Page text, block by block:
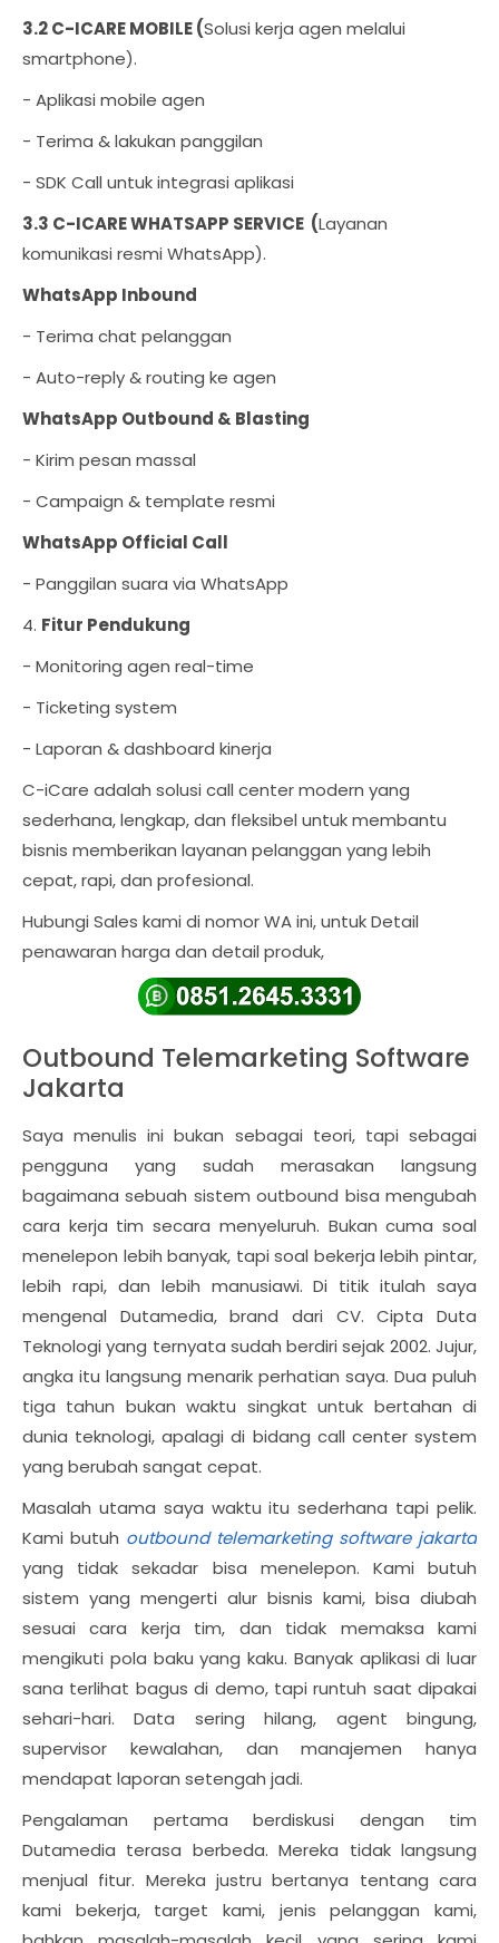
3.2 C-ICARE MOBILE (Solusi kerja agen melalui
smartphone).
- Aplikasi mobile agen
- Terima & lakukan panggilan
- SDK Call untuk integrasi aplikasi
3.3 C-ICARE WHATSAPP SERVICE (Layanan
komunikasi resmi WhatsApp).
WhatsApp Inbound
- Terima chat pelanggan
- Auto-reply & routing ke agen
WhatsApp Outbound & Blasting
- Kirim pesan massal
- Campaign & template resmi
WhatsApp Official Call
- Panggilan suara via WhatsApp
4. Fitur Pendukung
- Monitoring agen real-time
- Ticketing system
- Laporan & dashboard kinerja
C-iCare adalah solusi call center modern yang
sederhana, lengkap, dan fleksibel untuk membantu
bisnis memberikan layanan pelanggan yang lebih
cepat, rapi, dan profesional.
Hubungi Sales kami di nomor WA ini, untuk Detail
penawaran harga dan detail produk,
Outbound Telemarketing Software
Jakarta
Saya menulis ini bukan sebagai teori, tapi sebagai
pengguna yang sudah merasakan langsung
bagaimana sebuah sistem outbound bisa mengubah
cara kerja tim secara menyeluruh. Bukan cuma soal
menelepon lebih banyak, tapi soal bekerja lebih pintar,
lebih rapi, dan lebih manusiawi. Di titik itulah saya
mengenal Dutamedia, brand dari CV. Cipta Duta
Teknologi yang ternyata sudah berdiri sejak 2002. Jujur,
angka itu langsung menarik perhatian saya. Dua puluh
tiga tahun bukan waktu singkat untuk bertahan di
dunia teknologi, apalagi di bidang call center system
yang berubah sangat cepat.
Masalah utama saya waktu itu sederhana tapi pelik.
Kami butuh outbound telemarketing software jakarta
yang tidak sekadar bisa menelepon. Kami butuh
sistem yang mengerti alur bisnis kami, bisa diubah
sesuai cara kerja tim, dan tidak memaksa kami
mengikuti pola baku yang kaku. Banyak aplikasi di luar
sana terlihat bagus di demo, tapi runtuh saat dipakai
sehari-hari. Data sering hilang, agent bingung,
supervisor kewalahan, dan manajemen hanya
mendapat laporan setengah jadi.
Pengalaman pertama berdiskusi dengan tim
Dutamedia terasa berbeda. Mereka tidak langsung
menjual fitur. Mereka justru bertanya tentang cara
kami bekerja, target kami, jenis pelanggan kami,